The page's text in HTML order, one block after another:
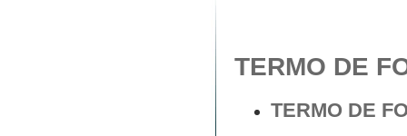
TERMO DE
TERMO DE